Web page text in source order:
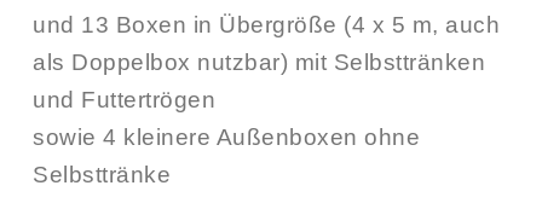
und 13 Boxen in Übergröße (4 x 5 m, auch
als Doppelbox nutzbar) mit Selbsttränken
und Futtertrögen
sowie 4 kleinere Außenboxen ohne
Selbsttränke